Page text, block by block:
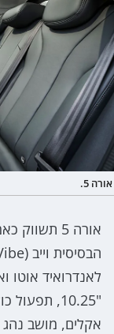
אורה 5.
אורה 5
לאנדרואיד אוטו
אקלים, מושב